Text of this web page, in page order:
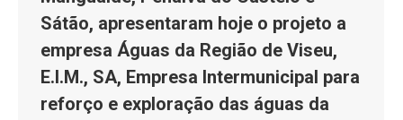
Sátão, apresentaram hoje o projeto a
empresa Águas da Região de Viseu,
E.I.M., SA, Empresa Intermunicipal para
reforço e exploração das águas da